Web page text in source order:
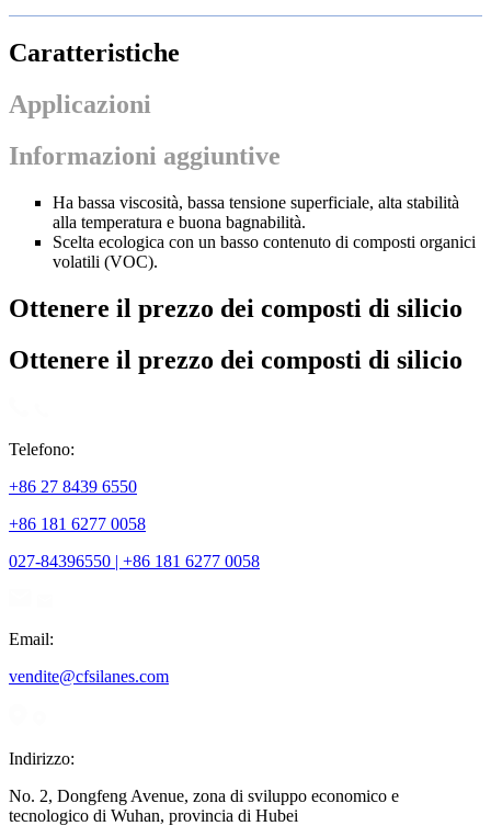
Caratteristiche
Applicazioni
Informazioni aggiuntive
Ha bassa viscosità, bassa tensione superficiale, alta stabilità
alla temperatura e buona bagnabilità.
Scelta ecologica con un basso contenuto di composti organici
volatili (VOC).
Ottenere il prezzo dei composti di silicio
Ottenere il prezzo dei composti di silicio
Telefono:
+86 27 8439 6550
+86 181 6277 0058
027-84396550 | +86 181 6277 0058
Email:
vendite@cfsilanes.com
Indirizzo:
No. 2, Dongfeng Avenue, zona di sviluppo economico e
tecnologico di Wuhan, provincia di Hubei